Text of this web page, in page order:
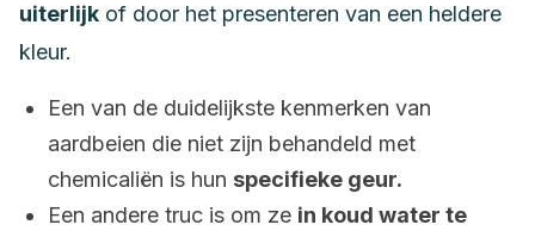
uiterlijk of door het presenteren van een heldere
kleur.
Een van de duidelijkste kenmerken van
aardbeien die niet zijn behandeld met
chemicaliën is hun specifieke geur.
Een andere truc is om ze in koud water te